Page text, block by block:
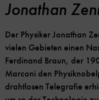
Jonathan
Der Physiker Jonathan
vielen Gebieten einen
Ferdinand Braun, der
Marconi den
drahtlosen Telegrafie